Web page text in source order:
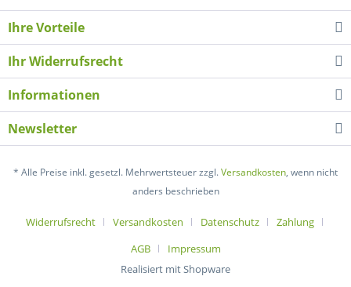
Ihre Vorteile
Ihr Widerrufsrecht
Informationen
Newsletter
* Alle Preise inkl. gesetzl. Mehrwertsteuer zzgl.Versandkosten, wenn nicht
anders beschrieben
Widerrufsrecht Versandkosten Datenschutz
Zahlung
AGB
Impressum
Realisiert mit Shopware